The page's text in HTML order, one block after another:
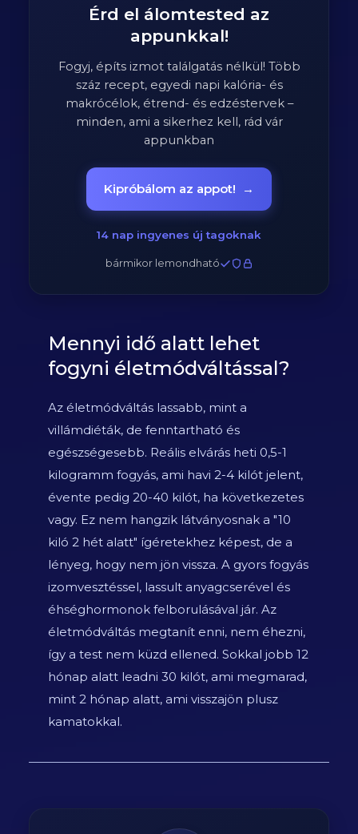
Érd el álomtested az
appunkkal!
Fogyj, építs izmot találgatás nélkül! Több
száz recept, egyedi napi kalória- és
makrócélok, étrend- és edzéstervek –
minden, ami a sikerhez kell, rád vár
appunkban
Kipróbálom az appot! →
14 nap ingyenes új tagoknak
bármikor lemondható
Mennyi idő alatt lehet
fogyni életmódváltással?
Az életmódváltás lassabb, mint a
villámdiéták, de fenntartható és
egészségesebb. Reális elvárás heti 0,5-1
kilogramm fogyás, ami havi 2-4 kilót jelent,
évente pedig 20-40 kilót, ha következetes
vagy. Ez nem hangzik látványosnak a "10
kiló 2 hét alatt" ígéretekhez képest, de a
lényeg, hogy nem jön vissza. A gyors fogyás
izomvesztéssel, lassult anyagcserével és
éhséghormonok felborulásával jár. Az
életmódváltás megtanít enni, nem éhezni,
így a test nem küzd ellened. Sokkal jobb 12
hónap alatt leadni 30 kilót, ami megmarad,
mint 2 hónap alatt, ami visszajön plusz
kamatokkal.